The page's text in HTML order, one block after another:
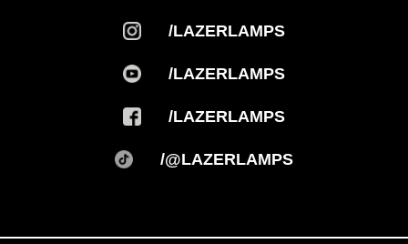
/LAZERLAMPS
/LAZERLAMPS
/LAZERLAMPS
/@LAZERLAMPS